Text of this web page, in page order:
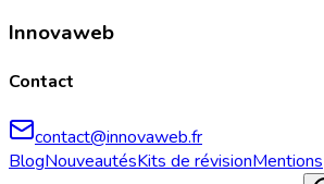
Innovaweb
Contact
contact@innovaweb.fr
BlogNouveautésKits de révisionMentions